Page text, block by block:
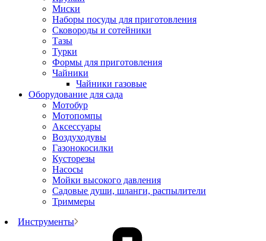
Миски
Наборы посуды для приготовления
Сковороды и сотейники
Тазы
Турки
Формы для приготовления
Чайники
Чайники газовые
Оборудование для сада
Мотобур
Мотопомпы
Аксессуары
Воздуходувы
Газонокосилки
Кусторезы
Насосы
Мойки высокого давления
Садовые души, шланги, распылители
Триммеры
Инструменты